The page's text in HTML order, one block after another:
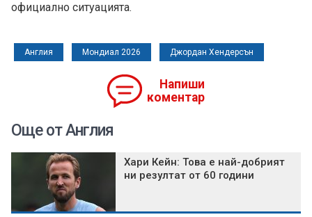
официално ситуацията.
Англия Мондиал 2026 Джордан Хендерсън
Напиши
коментар
Още от Англия
Хари Кейн: Това е най-добрият
ни резултат от 60 години